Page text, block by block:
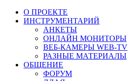
О ПРОЕКТЕ
ИНСТРУМЕНТАРИЙ
АНКЕТЫ
ОНЛАЙН МОНИТОРЫ
ВЕБ-КАМЕРЫ WEB-TV
РАЗНЫЕ МАТЕРИАЛЫ
ОБЩЕНИЕ
ФОРУМ